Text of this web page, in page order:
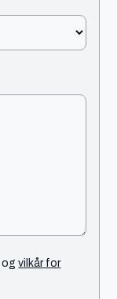
ogvilkår for